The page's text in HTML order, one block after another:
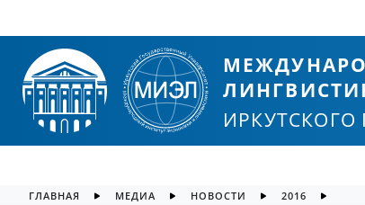
ИРКУТСКОГО
ГЛАВНАЯ МЕДИА НОВОСТИ 2016